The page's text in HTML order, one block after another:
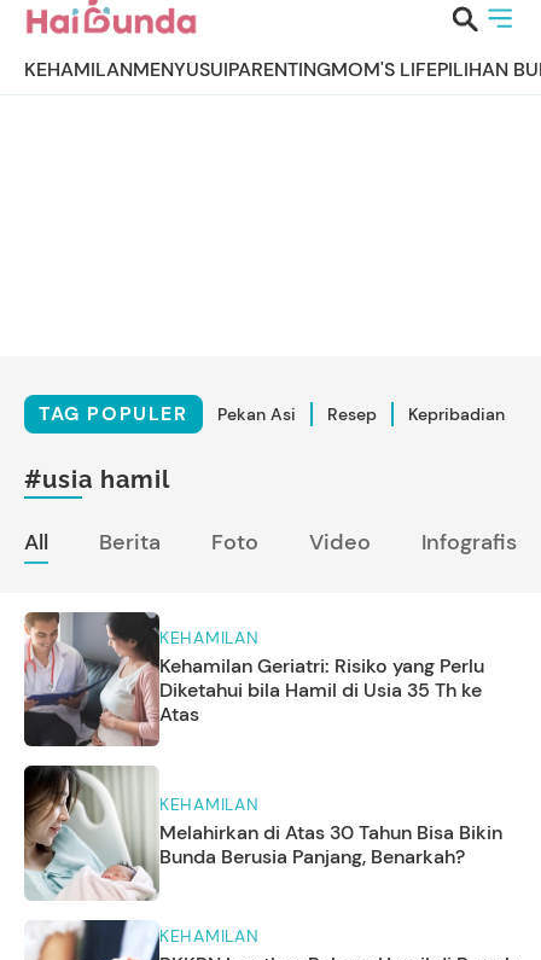
KEHAMILANMENYUSUIPARENTINGMOM'S LIFEPILIHAN
TAG POPULER Pekan Asi Resep Kepribadian
#usia hamil
All Berita Foto Video Infografis
KEHAMILAN
Kehamilan Geriatri: Risiko yang Perlu
Diketahui bila Hamil di Usia 35 Th ke
Atas
KEHAMILAN
Melahirkan di Atas 30 Tahun Bisa Bikin
Bunda Berusia Panjang, Benarkah?
KEHAMILAN